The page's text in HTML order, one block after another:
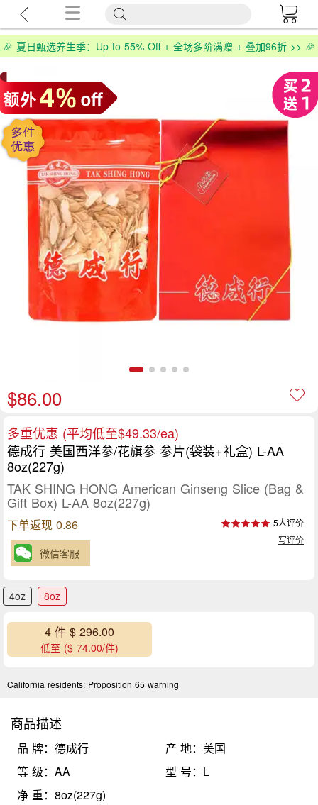
🎉 夏日甄选养生季：Up to 55% Off + 全场多阶满赠 + 叠加96折 >> 🎉
$86.00
多重优惠 (平均低至$49.33/ea)
德成行 美国西洋参/花旗参 参片(袋装+礼盒) L-AA
8oz(227g)
TAK SHING HONG American Ginseng Slice (Bag &
Gift Box) L-AA 8oz(227g)
下单返现 0.86
5人评价
写评价
微信客服
4oz 8oz
4 件 $ 296.00
低至 ($ 74.00/件)
California residents: Proposition 65 warning
商品描述
品 牌：德成行
产 地：美国
等 级：AA
型 号：L
净 重：8oz(227g)